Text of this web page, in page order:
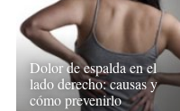
Dolor de espalda en el
lado derecho: causas y
cómo prevenirlo